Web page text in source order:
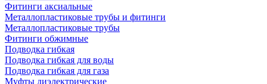
Фитинги аксиальные
Металлопластиковые трубы и фитинги
Металлопластиковые трубы
Фитинги обжимные
Подводка гибкая
Подводка гибкая для воды
Подводка гибкая для газа
Муфты диэлектрические